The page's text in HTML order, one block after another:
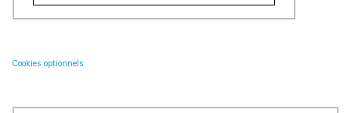
Cookies optionnels